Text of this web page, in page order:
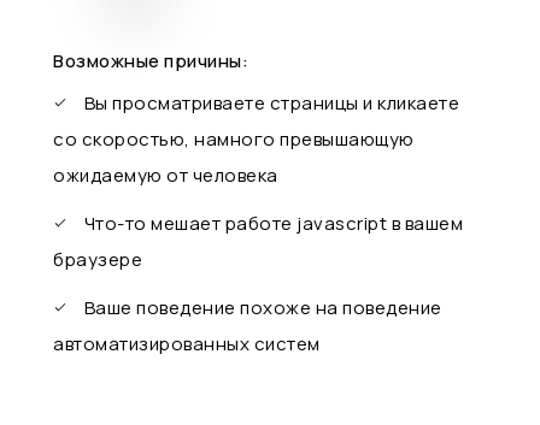
Возможные причины:
Вы просматриваете страницы и кликаете
со скоростью, намного превышающую
ожидаемую от человека
Что-то мешает работе javascript в вашем
браузере
Ваше поведение похоже на поведение
автоматизированных систем